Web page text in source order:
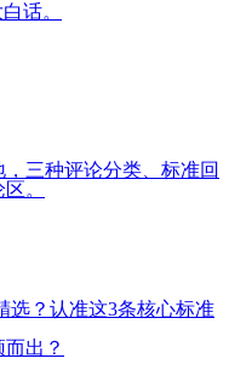
话。
三种评论分类、标准回
。
选？认准这3条核心标准
出？